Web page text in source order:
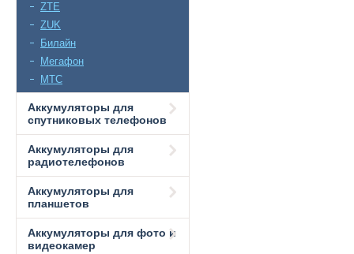
ZTE
ZUK
Билайн
Мегафон
МТС
Аккумуляторы для
спутниковых телефонов
Аккумуляторы для
радиотелефонов
Аккумуляторы для
планшетов
Аккумуляторы для фото и
видеокамер